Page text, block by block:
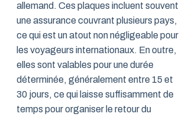
allemand. Ces plaques incluent souvent
une assurance couvrant plusieurs pays,
ce qui est un atout non négligeable pour
les voyageurs internationaux. En outre,
elles sont valables pour une durée
déterminée, généralement entre 15 et
30 jours, ce qui laisse suffisamment de
temps pour organiser le retour du